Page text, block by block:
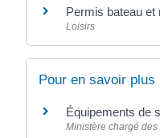
Permis bateau et
Loisirs
Pour en savoir plus
Équipements de
Ministère chargé des